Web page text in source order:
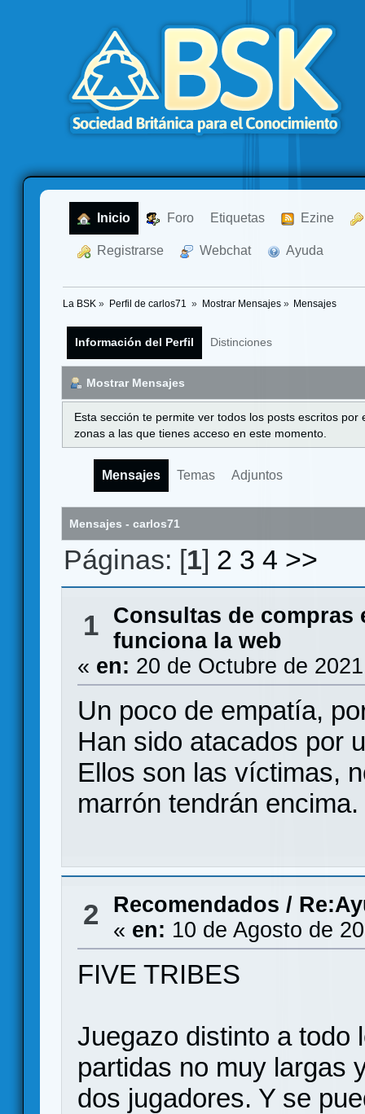
Inicio Foro Etiquetas Ezine
Registrarse Webchat Ayuda
La BSK » Perfil de carlos71 » Mostrar Mensajes» Mensajes
Información del Perfil Distinciones
Mostrar Mensajes
Esta sección te permite ver todos los posts escritos
zonas a las que tienes acceso en este momento.
Mensajes Temas Adjuntos
Mensajes - carlos71
Páginas: [1] 2 3 4 >>
1
Consultas de compras
funciona la web
« en: 20 de Octubre de
Un poco de empatía,
Han sido atacados por
Ellos son las víctimas,
marrón tendrán encima.
2 Recomendados /
« en: 10 de Agosto de
FIVE TRIBES
Juegazo distinto a todo
partidas no muy largas
dos jugadores. Y se